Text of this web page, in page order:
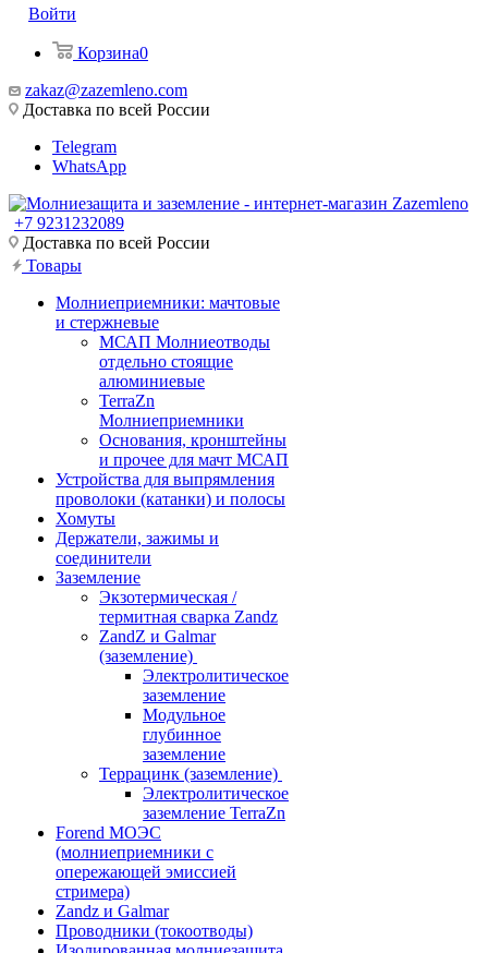
Войти
Корзина0
zakaz@zazemleno.com
Доставка по всей России
Telegram
WhatsApp
+7 9231232089
Доставка по всей России
Товары
Молниеприемники: мачтовые
и стержневые
МСАП Молниеотводы
отдельно стоящие
алюминиевые
TerraZn
Молниеприемники
Основания, кронштейны
и прочее для мачт МСАП
Устройства для выпрямления
проволоки (катанки) и полосы
Хомуты
Держатели, зажимы и
соединители
Заземление
Экзотермическая /
термитная сварка Zandz
ZandZ и Galmar
(заземление)
Электролитическое
заземление
Модульное
глубинное
заземление
Террацинк (заземление)
Электролитическое
заземление TerraZn
Forend МОЭС
(молниеприемники с
опережающей эмиссией
стримера)
Zandz и Galmar
Проводники (токоотводы)